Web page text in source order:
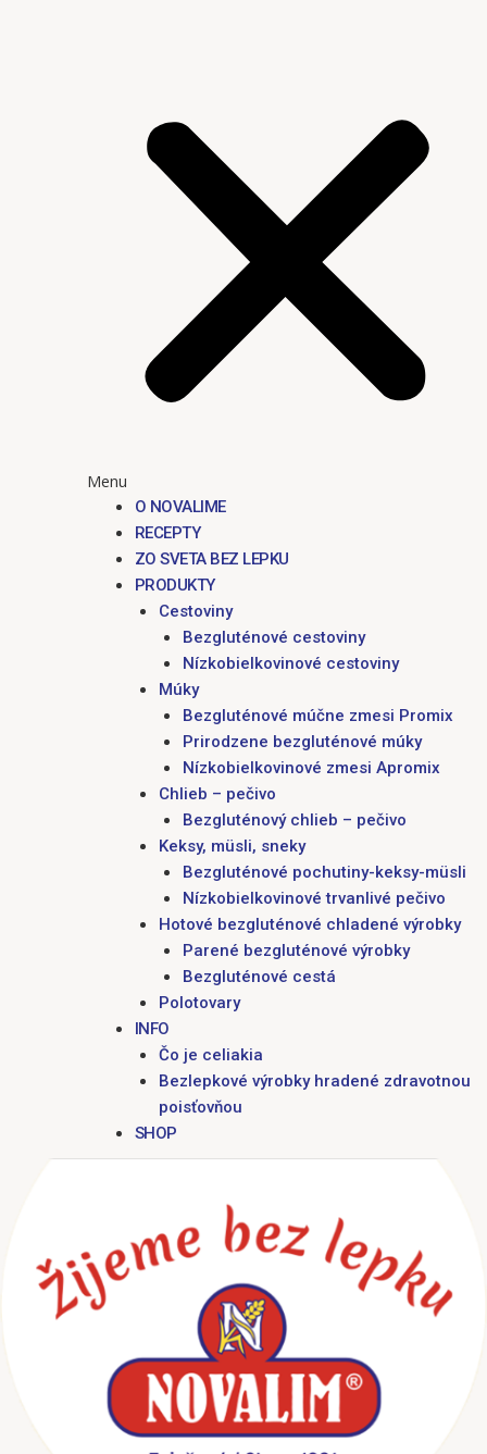
Menu
O NOVALIME
RECEPTY
ZO SVETA BEZ LEPKU
PRODUKTY
Cestoviny
Bezgluténové cestoviny
Nízkobielkovinové cestoviny
Múky
Bezgluténové múčne zmesi Promix
Prirodzene bezgluténové múky
Nízkobielkovinové zmesi Apromix
Chlieb – pečivo
Bezgluténový chlieb – pečivo
Keksy, müsli, sneky
Bezgluténové pochutiny-keksy-müsli
Nízkobielkovinové trvanlivé pečivo
Hotové bezgluténové chladené výrobky
Parené bezgluténové výrobky
Bezgluténové cestá
Polotovary
INFO
Čo je celiakia
Bezlepkové výrobky hradené zdravotnou
poisťovňou
SHOP